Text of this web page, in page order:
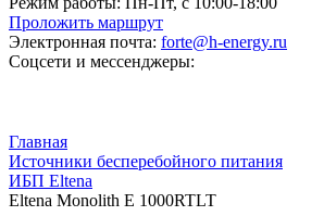
Проложить маршрут
Электронная почта: forte@h-energy.ru
Соцсети и мессенджеры:
Главная
Источники бесперебойного питания
ИБП Eltena
Eltena Monolith E 1000RTLT